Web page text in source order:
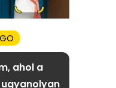
ahol a